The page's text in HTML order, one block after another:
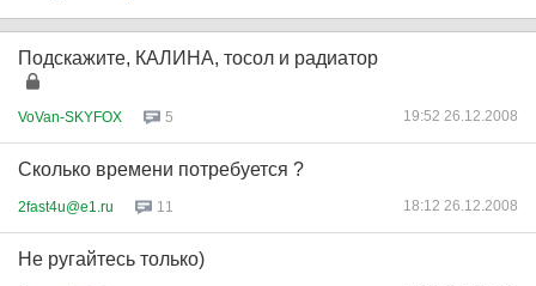
Подскажите, КАЛИНА, тосол и радиатор
VoVan-SKYFOX 5 19:52 26.12.2008
Сколько времени потребуется ?
2fast4u@e1.ru 11 18:12 26.12.2008
Не ругайтесь только)